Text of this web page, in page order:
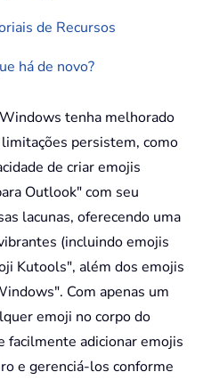
de Recursos
há de novo?
tenha melhorado
persistem, como
de criar emojis
Outlook" com seu
lacunas, oferecendo uma
(incluindo emojis
Kutools", além dos emojis
Com apenas um
emoji no corpo do
facilmente adicionar emojis
e gerenciá-los conforme